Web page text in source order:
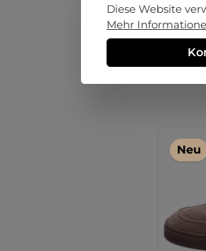
Neu
Diese Website
Mehr